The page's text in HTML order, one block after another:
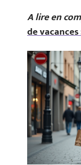
A lire en
de